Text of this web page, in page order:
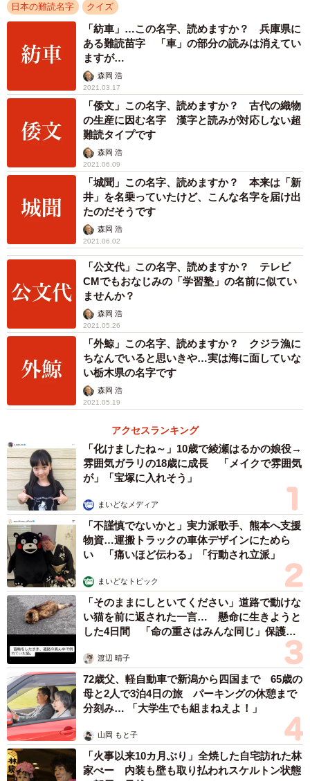
日本の難読名字 クイズ
「紡車」…この名字、読めますか？ 兵庫県に
ある難読苗字 「車」の部分の読みは消えてい
ますが…
森岡 浩
2021.03.17
「倭文」この名字、読めますか？ 古代の織物
の生産に因む名字 漢字と読みが対応しない超
難読タイプです
森岡 浩
2021.06.09
「城聞」この名字、読めますか？ 本来は「新
井」を名乗っていたけど、こんな名字を届け出
たのだそうです
森岡 浩
2021.06.02
「公文代」この名字、読めますか？ テレビ
CMでもおなじみの「学習塾」の名前に似てい
ませんか？
森岡 浩
2021.05.26
「外鯨」この名字、読めますか？ クジラ漁に
ちなんでいると思いきや…実は海に面していな
い栃木県の名字です
森岡 浩
2021.05.19
アクセスランキング
「化けましたね～」10歳で綾瀬はるかの娘役→
雰囲気ガラリの18歳に成長 「メイクで雰囲気
が」「宝塚に入れそう」
まいどなメディア
「不謹慎でないかと」実力派歌手、熊本へ支援
物資…運搬トラックの車体デザインにためら
い 「痛いほど伝わる」「行動され立派」
まいどなトピック
「そのままにしといてください」道路で動けな
い猫を前に返された一言… 懸命に生きようと
した4日間 「命の重さはみんな同じ」保護団
渡辺 晴子
72歳父、軽自動車で新潟から四国まで 65歳の
母と2人で3泊4日の旅 パーキングの休憩まで
分刻み… 「大学生でも組まねえよ！」
山岡 もと子
「火事以来10カ月ぶり」全焼した自宅訪れた林
家ぺー 内装も壁も取り払われスケルトン状態